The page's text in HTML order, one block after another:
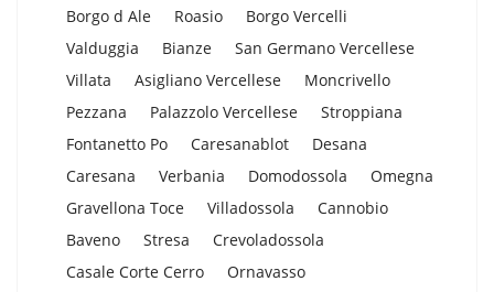
Borgo d Ale
Roasio
Borgo Vercelli
Valduggia
Bianze
San Germano Vercellese
Villata
Asigliano Vercellese
Moncrivello
Pezzana
Palazzolo Vercellese
Stroppiana
Fontanetto Po
Caresanablot
Desana
Caresana
Verbania Domodossola
Omegna
Gravellona Toce
Villadossola
Cannobio
Baveno
Stresa
Crevoladossola
Casale Corte Cerro
Ornavasso